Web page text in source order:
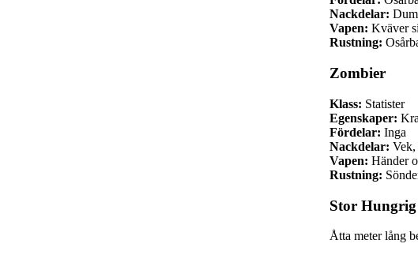
Nackdelar:
Vapen: Kväver
Rustning:
Zombier
Klass: Statister
Egenskaper:
Fördelar: Inga
Nackdelar:
Vapen: Händer
Rustning:
Stor
Åtta meter lång